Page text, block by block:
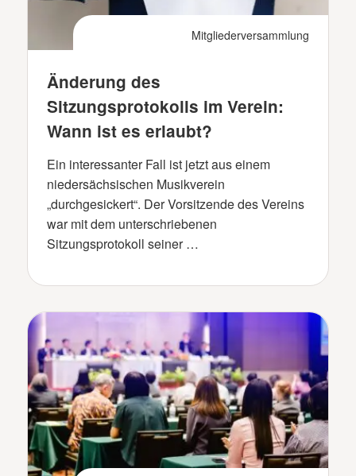
Mitgliederversammlung
Änderung des
Sitzungsprotokolls im Verein:
Wann ist es erlaubt?
Ein interessanter Fall ist jetzt aus einem
niedersächsischen Musikverein
„durchgesickert“. Der Vorsitzende des Vereins
war mit dem unterschriebenen
Sitzungsprotokoll seiner …